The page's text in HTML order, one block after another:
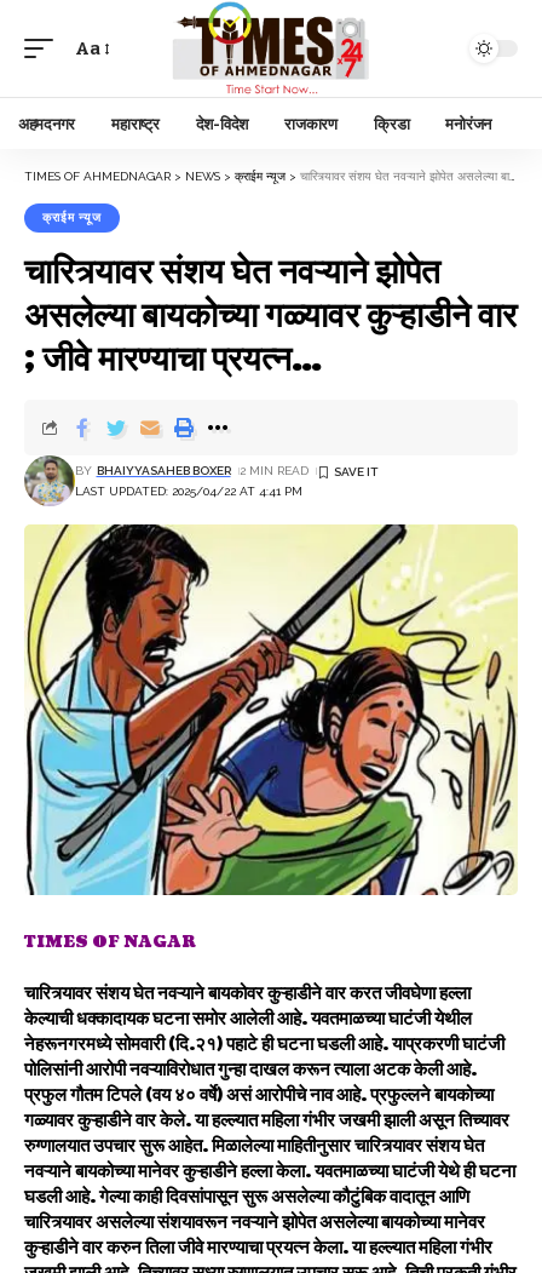
Aa
अहमदनगर महाराष्ट्र देश-विदेश राजकारण क्रिडा मनोरंजन
TIMES OF AHMEDNAGAR > NEWS > क्राईम न्यूज > चारित्र्यावर संशय घेत नवऱ्याने झोपेत असलेल्या बायकोच्या गळ्यावर कुऱ्हाडीने वार ; जीवे मारण्याचा प्रयत्न…
क्राईम न्यूज
चारित्र्यावर संशय घेत नवऱ्याने झोपेत
असलेल्या बायकोच्या गळ्यावर कुऱ्हाडीने वार
; जीवे मारण्याचा प्रयत्न…
LAST UPDATED: 2025/04/22 AT 4:41 PM
BY BHAIYYASAHEB BOXER 2 MIN READ
TIMES OF NAGAR
चारित्र्यावर संशय घेत नवऱ्याने बायकोवर कुऱ्हाडीने वार करत जीवघेणा हल्ला
केल्याची धक्कादायक घटना समोर आलेली आहे. यवतमाळच्या घाटंजी येथील
नेहरूनगरमध्ये सोमवारी (दि.२१) पहाटे ही घटना घडली आहे. याप्रकरणी घाटंजी
पोलिसांनी आरोपी नवऱ्याविरोधात गुन्हा दाखल करून त्याला अटक केली आहे.
प्रफुल गौतम टिपले (वय ४० वर्षे) असं आरोपीचे नाव आहे. प्रफुल्लने बायकोच्या
गळ्यावर कुऱ्हाडीने वार केले. या हल्ल्यात महिला गंभीर जखमी झाली असून तिच्यावर
रुग्णालयात उपचार सुरू आहेत. मिळालेल्या माहितीनुसार चारित्र्यावर संशय घेत
नवऱ्याने बायकोच्या मानेवर कुऱ्हाडीने हल्ला केला. यवतमाळच्या घाटंजी येथे ही घटना
घडली आहे. गेल्या काही दिवसांपासून सुरू असलेल्या कौटुंबिक वादातून आणि
चारित्र्यावर असलेल्या संशयावरून नवऱ्याने झोपेत असलेल्या बायकोच्या मानेवर
कुऱ्हाडीने वार करुन तिला जीवे मारण्याचा प्रयत्न केला. या हल्ल्यात महिला गंभीर